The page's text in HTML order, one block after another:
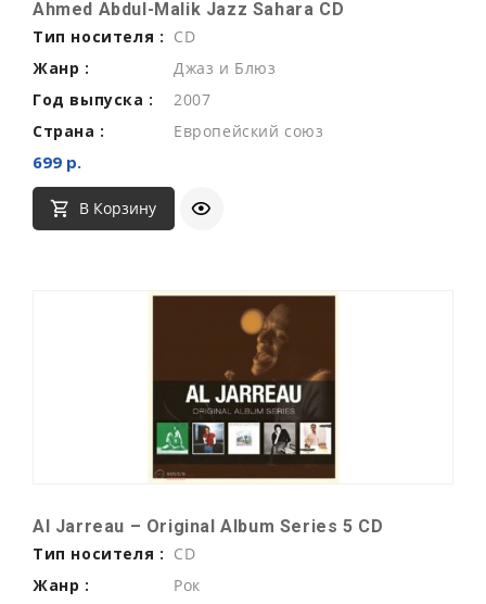
Ahmed Abdul-Malik Jazz Sahara CD
Тип носителя : CD
Жанр :
Джаз и Блюз
Год выпуска :
2007
Страна :
Европейский союз
699 р.
В Корзину
Al Jarreau ‎– Original Album Series 5 CD
Тип носителя : CD
Жанр :
Рок